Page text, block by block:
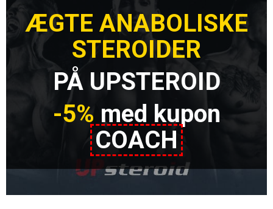
ÆGTE ANABOLISKE
STEROIDER
PÅ UPSTEROID
-5% med kupon
COACH